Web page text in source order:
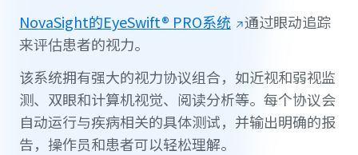
NovaSight的EyeSwift® PRO系统
通过眼动追踪
来评估患者的视力。
该系统拥有强大的视力协议组合，如近视和弱视监
测、双眼和计算机视觉、阅读分析等。每个协议会
自动运行与疾病相关的具体测试，并输出明确的报
告，操作员和患者可以轻松理解。